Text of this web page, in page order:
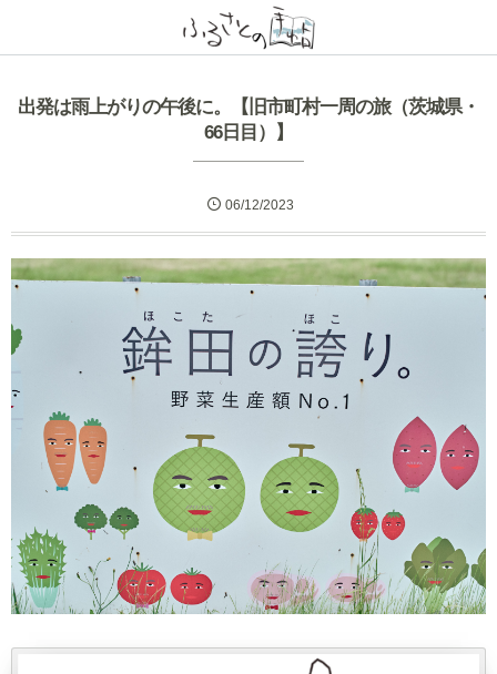
出発は雨上がりの午後に。【旧市町村一周の旅（茨城県・
66日目）】
06/12/2023